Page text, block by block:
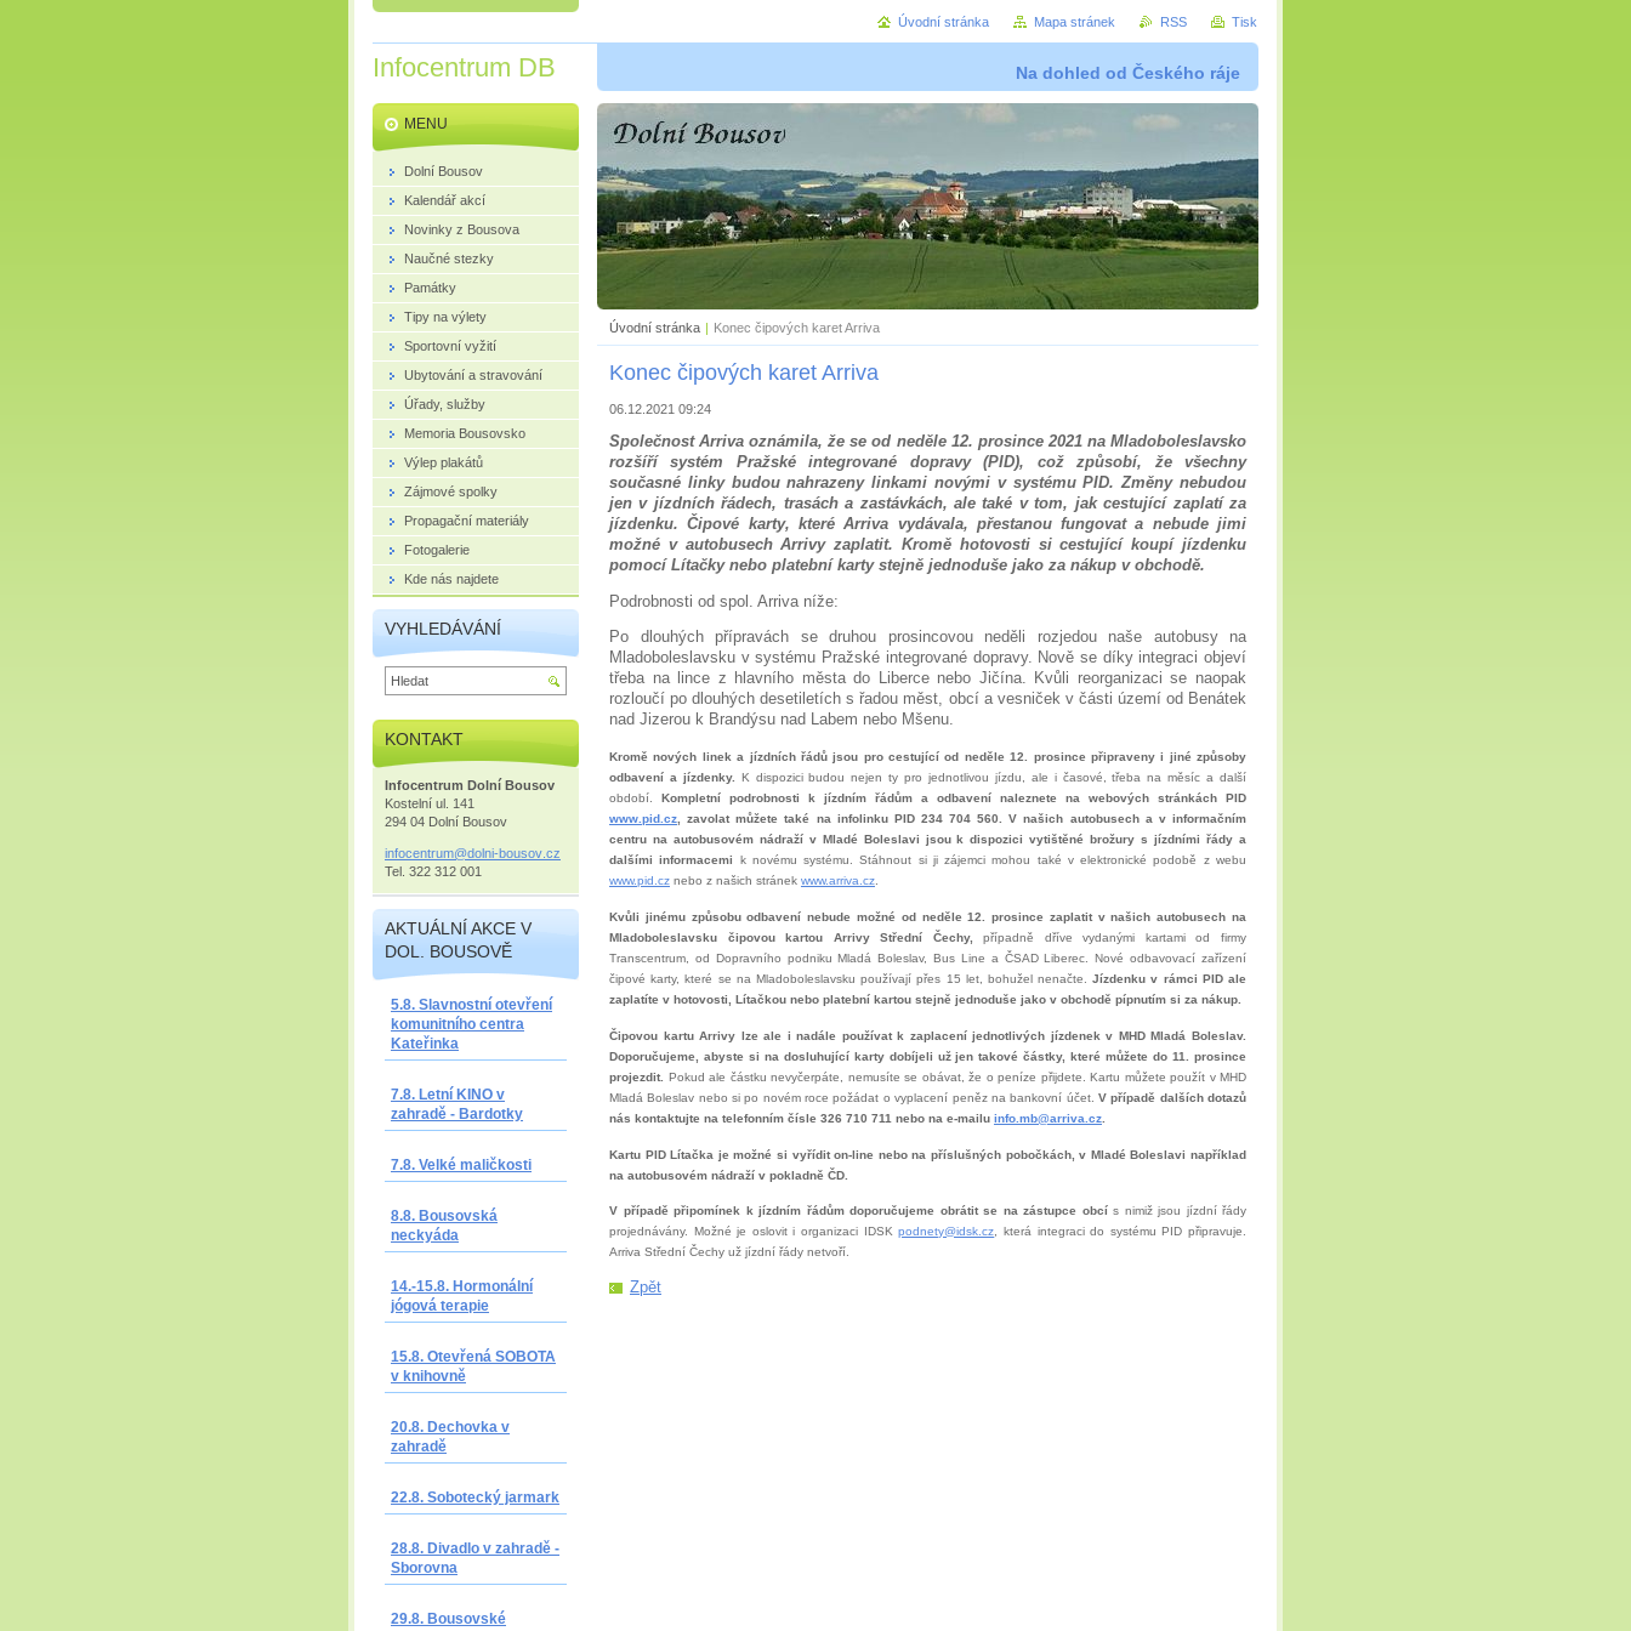
Infocentrum DB Na dohled od Českého ráje
Úvodní stránka | Konec čipových karet Arriva
Konec čipových karet Arriva
06.12.2021 09:24
Společnost Arriva oznámila, že se od neděle 12. prosince 2021 na Mladoboleslavsko
rozšíří systém Pražské integrované dopravy (PID), což způsobí, že všechny
současné linky budou nahrazeny linkami novými v systému PID. Změny nebudou
jen v jízdních řádech, trasách a zastávkách, ale také v tom, jak cestující zaplatí za
jízdenku. Čipové karty, které Arriva vydávala, přestanou fungovat a nebude jimi
možné v autobusech Arrivy zaplatit. Kromě hotovosti si cestující koupí jízdenku
pomocí Lítačky nebo platební karty stejně jednoduše jako za nákup v obchodě.
Podrobnosti od spol. Arriva níže:
Po dlouhých přípravách se druhou prosincovou neděli rozjedou naše autobusy na
Mladoboleslavsku v systému Pražské integrované dopravy. Nově se díky integraci objeví
třeba na lince z hlavního města do Liberce nebo Jičína. Kvůli reorganizaci se naopak
rozloučí po dlouhých desetiletích s řadou měst, obcí a vesniček v části území od Benátek
nad Jizerou k Brandýsu nad Labem nebo Mšenu.
Kromě nových linek a jízdních řádů jsou pro cestující od neděle 12. prosince připraveny i jiné způsoby
odbavení a jízdenky. K dispozici budou nejen ty pro jednotlivou jízdu, ale i časové, třeba na měsíc a další
období. Kompletní podrobnosti k jízdním řádům a odbavení naleznete na webových stránkách PID
www.pid.cz, zavolat můžete také na infolinku PID 234 704 560. V našich autobusech a v informačním
centru na autobusovém nádraží v Mladé Boleslavi jsou k dispozici vytištěné brožury s jízdními řády a
dalšími informacemi
k novému systému. Stáhnout si ji zájemci mohou také v elektronické podobě z webu
www.pid.cz nebo z našich stránek www.arriva.cz.
Kvůli jinému způsobu odbavení nebude možné od neděle 12. prosince zaplatit v našich autobusech na
Mladoboleslavsku čipovou kartou Arrivy Střední Čechy,
případně dříve vydanými kartami od firmy
Transcentrum, od Dopravního podniku Mladá Boleslav, Bus Line a ČSAD Liberec. Nové odbavovací zařízení
čipové karty, které se na Mladoboleslavsku používají přes 15 let, bohužel nenačte.Jízdenku v rámci PID ale
zaplatíte v hotovosti, Lítačkou nebo platební kartou stejně jednoduše jako v obchodě pípnutím si za nákup.
Čipovou kartu Arrivy lze ale i nadále používat k zaplacení jednotlivých jízdenek v MHD Mladá Boleslav.
Doporučujeme, abyste si na dosluhující karty dobíjeli už jen takové částky, které můžete do 11. prosince
projezdit.
Pokud ale částku nevyčerpáte, nemusíte se obávat, že o peníze přijdete. Kartu můžete použít v MHD
Mladá Boleslav nebo si po novém roce požádat o vyplacení peněz na bankovní účet. V případě dalších dotazů
nás kontaktujte na telefonním čísle 326 710 711 nebo na e-mailu info.mb@arriva.cz
Kartu PID Lítačka je možné si vyřídit on-line nebo na příslušných pobočkách, v Mladé Boleslavi například
na autobusovém nádraží v pokladně ČD.
V případě připomínek k jízdním řádům doporučujeme obrátit se na zástupce obcí s nimiž jsou jízdní řády
projednávány. Možné je oslovit i organizaci IDSKpodnety@idsk.cz, která integraci do systému PID připravuje.
Arriva Střední Čechy už jízdní řády netvoří.
Zpět
MENU
Dolní Bousov
Kalendář akcí
Novinky z Bousova
Naučné stezky
Památky
Tipy na výlety
Sportovní vyžití
Ubytování a stravování
Úřady, služby
Memoria Bousovsko
Výlep plakátů
Zájmové spolky
Propagační materiály
Fotogalerie
Kde nás najdete
VYHLEDÁVÁNÍ
KONTAKT
Infocentrum Dolní Bousov
Kostelní ul. 141
294 04 Dolní Bousov
infocentrum@dolni-bousov .cz
Tel. 322 312 001
AKTUÁLNÍ AKCE V
DOL. BOUSOVĚ
5.8. Slavnostní otevření
komunitního centra
Kateřinka
7.8. Letní KINO v
zahradě - Bardotky
7.8. Velké maličkosti
8.8. Bousovská
neckyáda
14.-15.8. Hormonální
jógová terapie
15.8. Otevřená SOBOTA
v knihovně
20.8. Dechovka v
zahradě
22.8. Sobotecký jarmark
28.8. Divadlo v zahradě -
Sborovna
29.8. Bousovské
Úvodní stránka Mapa stránek RSS Tisk